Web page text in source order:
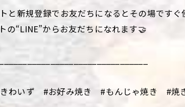
と新規登録でお友だちになるとその場です
の“LINE”からお友だちになれます🤝
わいず #お好み焼き #もんじゃ焼き #